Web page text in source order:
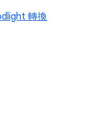
轉換